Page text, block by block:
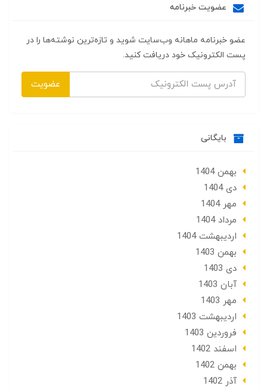
عضویت خبرنامه
عضو خبرنامه ماهانه وب‌سایت شوید و تازه‌ترین نوشته‌ها را در
پست الکترونیک خود دریافت کنید.
عضویت
بایگانی
بهمن 1404
دی 1404
مهر 1404
مرداد 1404
ارديبهشت 1404
بهمن 1403
دی 1403
آبان 1403
مهر 1403
ارديبهشت 1403
فروردین 1403
اسفند 1402
بهمن 1402
آذر 1402